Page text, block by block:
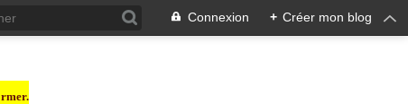
Connexion + Créer mon blog